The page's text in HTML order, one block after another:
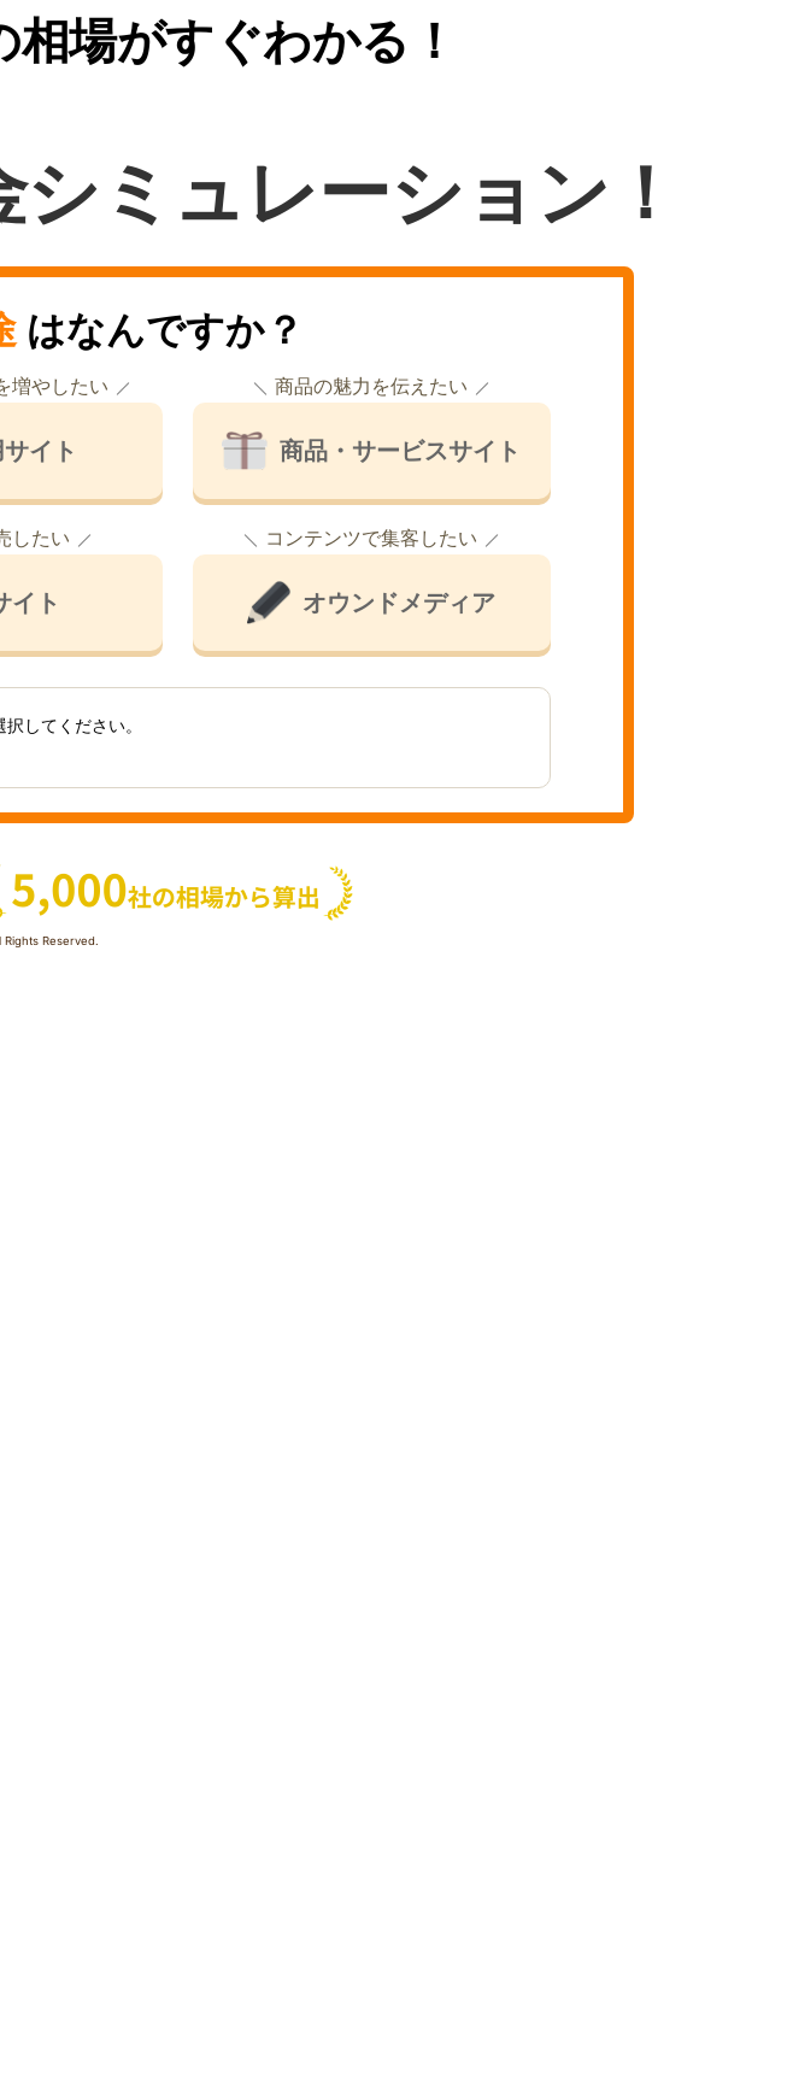
相場がすぐわかる！
シミュレーション！
はなんですか？
増やしたい
イト
商品の魅力を伝えたい
商品・サービスサイト
したい
イト
コンテンツで集客したい
オウンドメディア
してください。
Reserved.